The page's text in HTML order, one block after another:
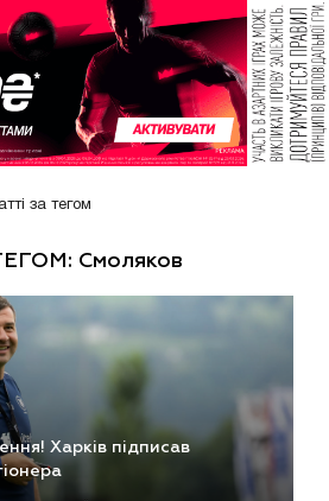
за тегом
Смоляков
Харків підписав